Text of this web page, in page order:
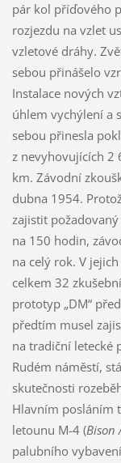
pár kol příďového
rozjezdu na vzlet
vzletové dráhy.
sebou přinášelo
Instalace nových
úhlem vychýlení a
sebou přinesla
z nevyhovujících 2
km. Závodní
dubna 1954.
zajistit
na 150 hodin,
na celý rok. V
celkem 32
prototyp „DM“
předtím musel
na tradiční letecké
Rudém náměstí,
skutečnosti
Hlavním posláním
letounu M-4 (Bison
palubního